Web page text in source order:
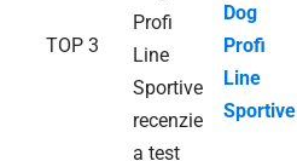
TOP 3
Dog
Profi
Line
Sportive